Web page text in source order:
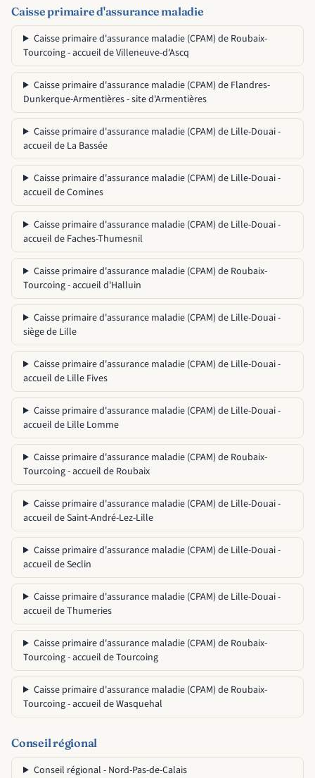
Caisse primaire d'assurance maladie
Caisse primaire d'assurance maladie (CPAM) de Roubaix-
Tourcoing - accueil de Villeneuve-d'Ascq
Caisse primaire d'assurance maladie (CPAM) de Flandres-
Dunkerque-Armentières - site d'Armentières
Caisse primaire d'assurance maladie (CPAM) de Lille-Douai -
accueil de La Bassée
Caisse primaire d'assurance maladie (CPAM) de Lille-Douai -
accueil de Comines
Caisse primaire d'assurance maladie (CPAM) de Lille-Douai -
accueil de Faches-Thumesnil
Caisse primaire d'assurance maladie (CPAM) de Roubaix-
Tourcoing - accueil d'Halluin
Caisse primaire d'assurance maladie (CPAM) de Lille-Douai -
siège de Lille
Caisse primaire d'assurance maladie (CPAM) de Lille-Douai -
accueil de Lille Fives
Caisse primaire d'assurance maladie (CPAM) de Lille-Douai -
accueil de Lille Lomme
Caisse primaire d'assurance maladie (CPAM) de Roubaix-
Tourcoing - accueil de Roubaix
Caisse primaire d'assurance maladie (CPAM) de Lille-Douai -
accueil de Saint-André-Lez-Lille
Caisse primaire d'assurance maladie (CPAM) de Lille-Douai -
accueil de Seclin
Caisse primaire d'assurance maladie (CPAM) de Lille-Douai -
accueil de Thumeries
Caisse primaire d'assurance maladie (CPAM) de Roubaix-
Tourcoing - accueil de Tourcoing
Caisse primaire d'assurance maladie (CPAM) de Roubaix-
Tourcoing - accueil de Wasquehal
Conseil régional
Conseil régional - Nord-Pas-de-Calais